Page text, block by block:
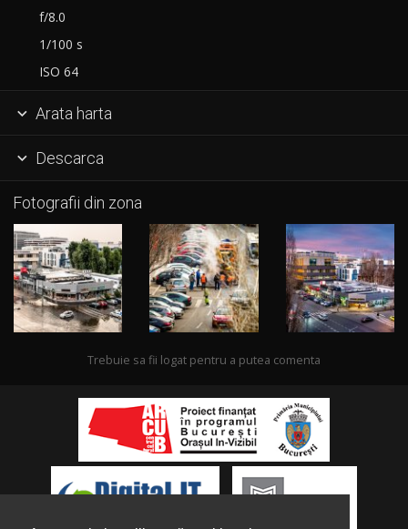
f/8.0
1/100 s
ISO 64
 Arata harta
 Descarca
Fotografii din zona
Trebuie sa fii logat pentru a putea comenta